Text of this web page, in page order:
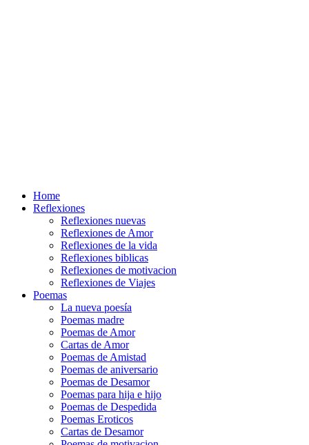
Home
Reflexiones
Reflexiones nuevas
Reflexiones de Amor
Reflexiones de la vida
Reflexiones biblicas
Reflexiones de motivacion
Reflexiones de Viajes
Poemas
La nueva poesía
Poemas madre
Poemas de Amor
Cartas de Amor
Poemas de Amistad
Poemas de aniversario
Poemas de Desamor
Poemas para hija e hijo
Poemas de Despedida
Poemas Eroticos
Cartas de Desamor